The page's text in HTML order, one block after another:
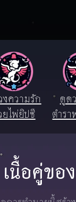
ความรัก
ยไพ่ยิปซี
ดูด
ตำร
เนื้อคู่ขอ